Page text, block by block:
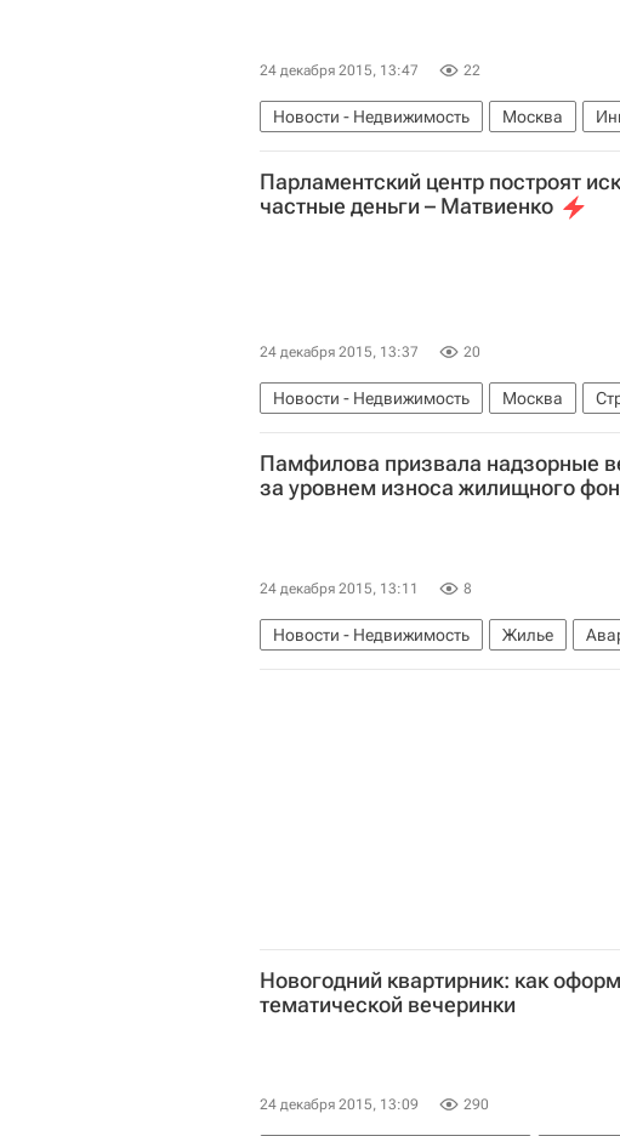
24 декабря 2015, 13:47 22
Новости - Недвижимость Москва
Россия
Парламентский центр построят
частные деньги – Матвиенко
24 декабря 2015, 13:37 20
Новости - Недвижимость Москва
Памфилова призвала надзорные
за уровнем износа жилищного
24 декабря 2015, 13:11 8
Новости - Недвижимость Жилье
Новогодний квартирник: как
тематической вечеринки
24 декабря 2015, 13:09 290